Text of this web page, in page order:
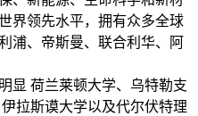
界领先水平，拥有众多全球
浦、帝斯曼、联合利华、阿
显 荷兰莱顿大学、乌特勒支
拉斯谟大学以及代尔伏特理